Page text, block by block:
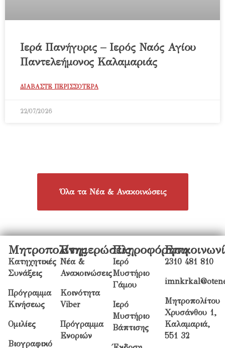
Ιερά Πανήγυρις – Ιερός Ναός Αγίου
Παντελεήμονος Καλαμαριάς
ΔΙΑΒΑΣΤΕ ΠΕΡΙΣΣΟΤΕΡΑ
22/07/2026
Όλα τα Νέα & Ανακοινώσεις
Μητροπολίτης
Κατηχητικές
Συνάξεις
Πρόγραμμα
Κινήσεως
Ομιλίες
Βιογραφικό
Ενημερώσεις
Νέα &
Ανακοινώσεις
Κοινότητα
Viber
Πρόγραμμα
Ενοριών
Πληροφόρηση
Ιερό
Μυστήριο
Γάμου
Ιερό
Μυστήριο
Βάπτισης
2310 481 810
Μητροπολίτου
Χρυσάνθου 1,
Καλαμαριά,
551 32